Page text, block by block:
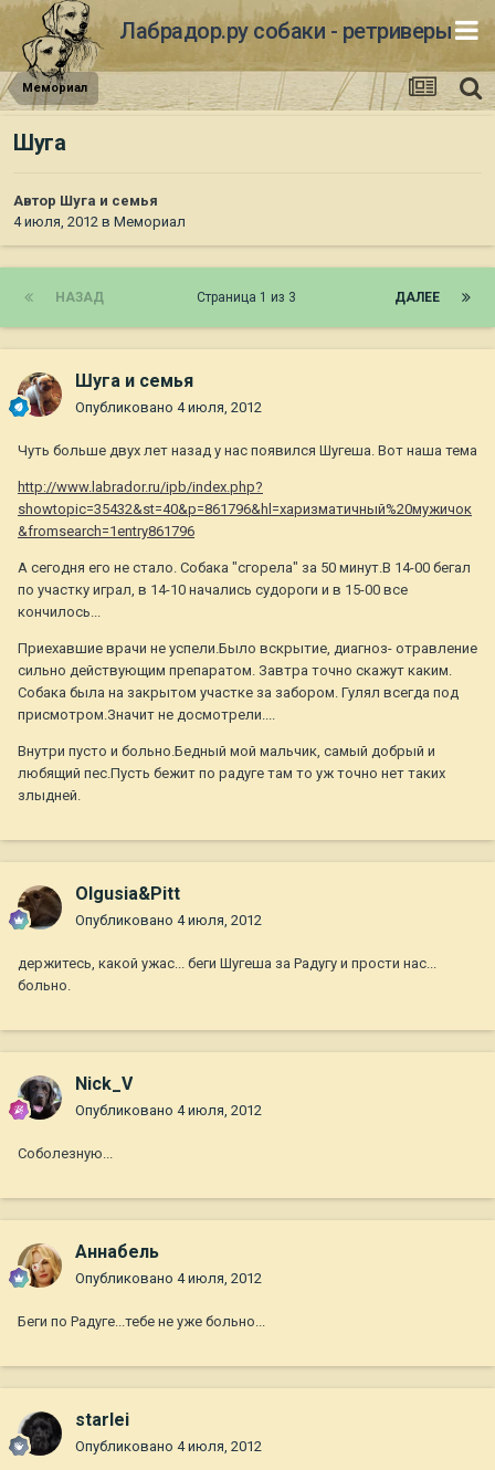
Лабрадор.ру собаки - ретриверы
Мемориал
Шуга
Автор Шуга и семья
4 июля, 2012 в Мемориал
НАЗАД ДАЛЕЕ
Страница 1 из 3
Шуга и семья
Опубликовано 4 июля, 2012
Чуть больше двух лет назад у нас появился Шугеша. Вот наша тема
http://www.labrador.ru/ipb/index.php?
showtopic=35432&st=40&p=861796&hl=харизматичный%20мужичок
&fromsearch=1entry861796
А сегодня его не стало. Собака "сгорела" за 50 минут.В 14-00 бегал
по участку играл, в 14-10 начались судороги и в 15-00 все
кончилось...
Приехавшие врачи не успели.Было вскрытие, диагноз- отравление
сильно действующим препаратом. Завтра точно скажут каким.
Собака была на закрытом участке за забором. Гулял всегда под
присмотром.Значит не досмотрели....
Внутри пусто и больно.Бедный мой мальчик, самый добрый и
любящий пес.Пусть бежит по радуге там то уж точно нет таких
злыдней.
Olgusia&Pitt
Опубликовано 4 июля, 2012
держитесь, какой ужас... беги Шугеша за Радугу и прости нас...
больно.
Nick_V
Опубликовано 4 июля, 2012
Соболезную...
Aннaбель
Опубликовано 4 июля, 2012
Беги по Радуге...тебе не уже больно...
starlei
Опубликовано 4 июля, 2012